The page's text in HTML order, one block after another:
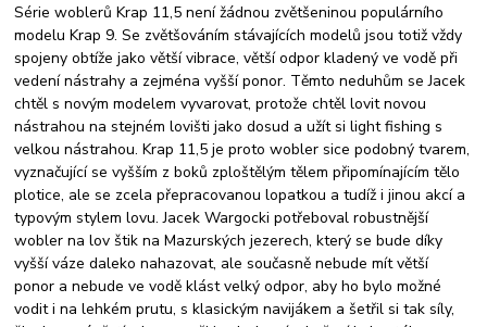
Série woblerů Krap 11,5 není žádnou zvětšeninou populárního
modelu Krap 9. Se zvětšováním stávajících modelů jsou totiž vždy
spojeny obtíže jako větší vibrace, větší odpor kladený ve vodě při
vedení nástrahy a zejména vyšší ponor. Těmto neduhům se Jacek
chtěl s novým modelem vyvarovat, protože chtěl lovit novou
nástrahou na stejném lovišti jako dosud a užít si light fishing s
velkou nástrahou. Krap 11,5 je proto wobler sice podobný tvarem,
vyznačující se vyšším z boků zploštělým tělem připomínajícím tělo
plotice, ale se zcela přepracovanou lopatkou a tudíž i jinou akcí a
typovým stylem lovu. Jacek Wargocki potřeboval robustnější
wobler na lov štik na Mazurských jezerech, který se bude díky
vyšší váze daleko nahazovat, ale současně nebude mít větší
ponor a nebude ve vodě klást velký odpor, aby ho bylo možné
vodit i na lehkém prutu, s klasickým navijákem a šetřil si tak síly,